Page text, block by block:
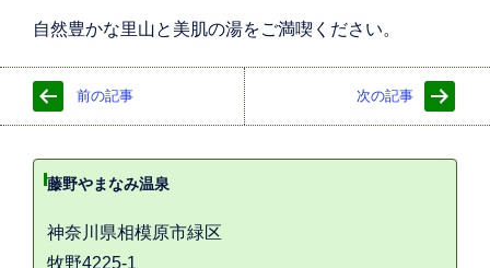
自然豊かな里山と美肌の湯をご満喫ください。
前の記事 次の記事
藤野やまなみ温泉
神奈川県相模原市緑区
牧野4225-1